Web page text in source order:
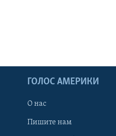
ГОЛОС АМЕРИКИ
О нас
Пишите нам